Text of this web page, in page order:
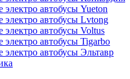
автобусы Yueton
автобусы Lvtong
автобусы Voltus
автобусы Tigarbo
автобусы Эльтавр